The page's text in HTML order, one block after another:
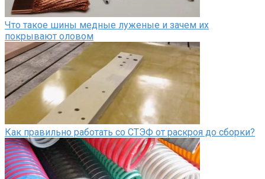
Что такое шины медные луженые и зачем их
покрывают оловом
Как правильно работать со СТЭФ от раскроя до сборки?